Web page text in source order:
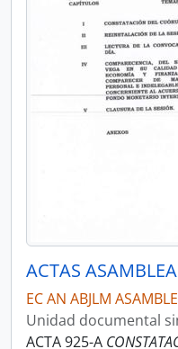
EC AN ABJLM
Unidad documental
ACTA 925-A